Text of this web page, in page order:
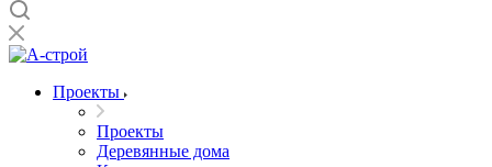
Проекты
Проекты
Деревянные дома